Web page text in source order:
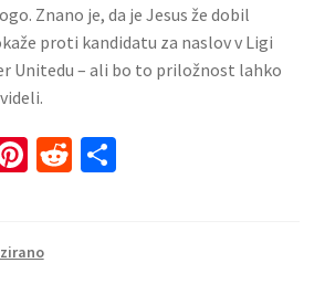
Znano je, da je Jesus že dobil
proti kandidatu za naslov v Ligi
Unitedu – ali bo to priložnost lahko
Pi
es
R S